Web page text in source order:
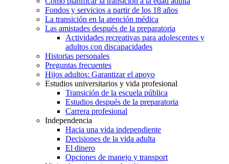
Fondos y servicios a partir de los 18 años
La transición en la atención médica
Las amistades después de la preparatoria
Actividades recreativas para adolescentes y
adultos con discapacidades
Historias personales
Preguntas frecuentes
Hijos adultos: Garantizar el apoyo
Estudios universitarios y vida profesional
Transición de la escuela pública
Estudios después de la preparatoria
Carrera profesional
Independencia
Hacia una vida independiente
Decisiones de la vida adulta
El dinero
Opciones de manejo y transport